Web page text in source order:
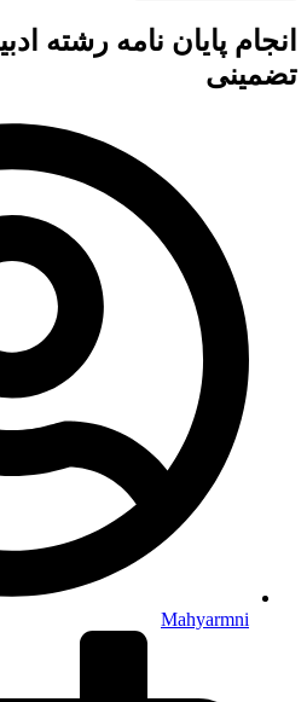
انجام پایان نامه رشته
تضمینی
Mahyarmni